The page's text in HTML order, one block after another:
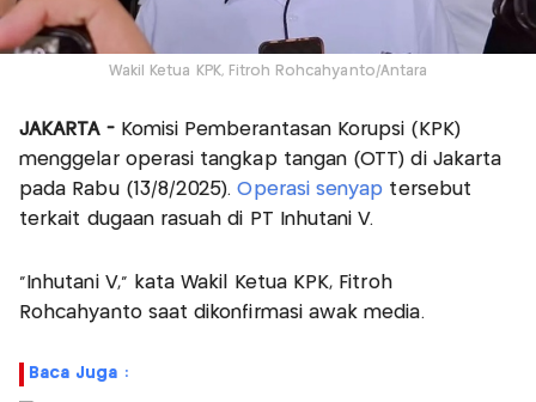
Wakil Ketua KPK, Fitroh Rohcahyanto/Antara
JAKARTA -Komisi Pemberantasan Korupsi (KPK)
menggelar operasi tangkap tangan (OTT) di Jakarta
pada Rabu (13/8/2025).Operasi senyap tersebut
terkait dugaan rasuah di PT Inhutani V.
"Inhutani V," kata Wakil Ketua KPK, Fitroh
Rohcahyanto saat dikonfirmasi awak media.
Baca Juga :